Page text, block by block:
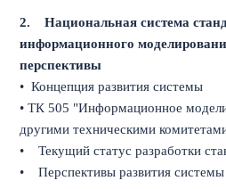
2.
Национальная система
информационного
перспективы
• Концепция развития системы
• ТК 505 "Информационное
другими техническими
• Текущий статус разработки
• Перспективы развития системы